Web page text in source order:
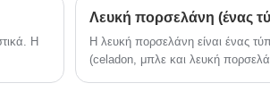
ενσωματώσει στοιχεία μοντέρνας
Η
Λευκή πορσελάνη (ένας
Η λευκή πορσελάνη είναι ένας
(celadon, μπλε και λευκή